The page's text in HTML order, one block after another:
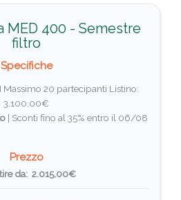
MED 400 - Semestre
filtro
Specifiche
20 partecipanti Listino:
3.100,00€
| Sconti fino al 35% entro il 06/08
Prezzo
da: 2.015,00€